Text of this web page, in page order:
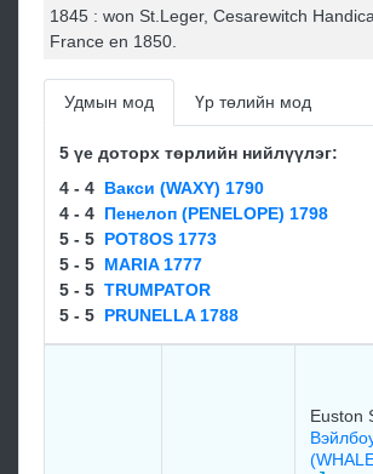
1845 : won St.Leger, Cesarewitch
France en 1850.
Удмын мод Үр төлийн мод
5 үе доторх төрлийн нийлүүлэг:
4 - 4 Вакси (WAXY) 1790
4 - 4 Пенелоп (PENELOPE) 1798
5 - 5 POT8OS 1773
5 - 5 MARIA 1777
5 - 5 TRUMPATOR
5 - 5 PRUNELLA 1788
Euston